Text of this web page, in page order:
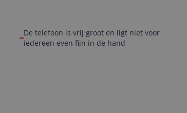
De telefoon is vrij groot en ligt niet voor
iedereen even fijn in de hand